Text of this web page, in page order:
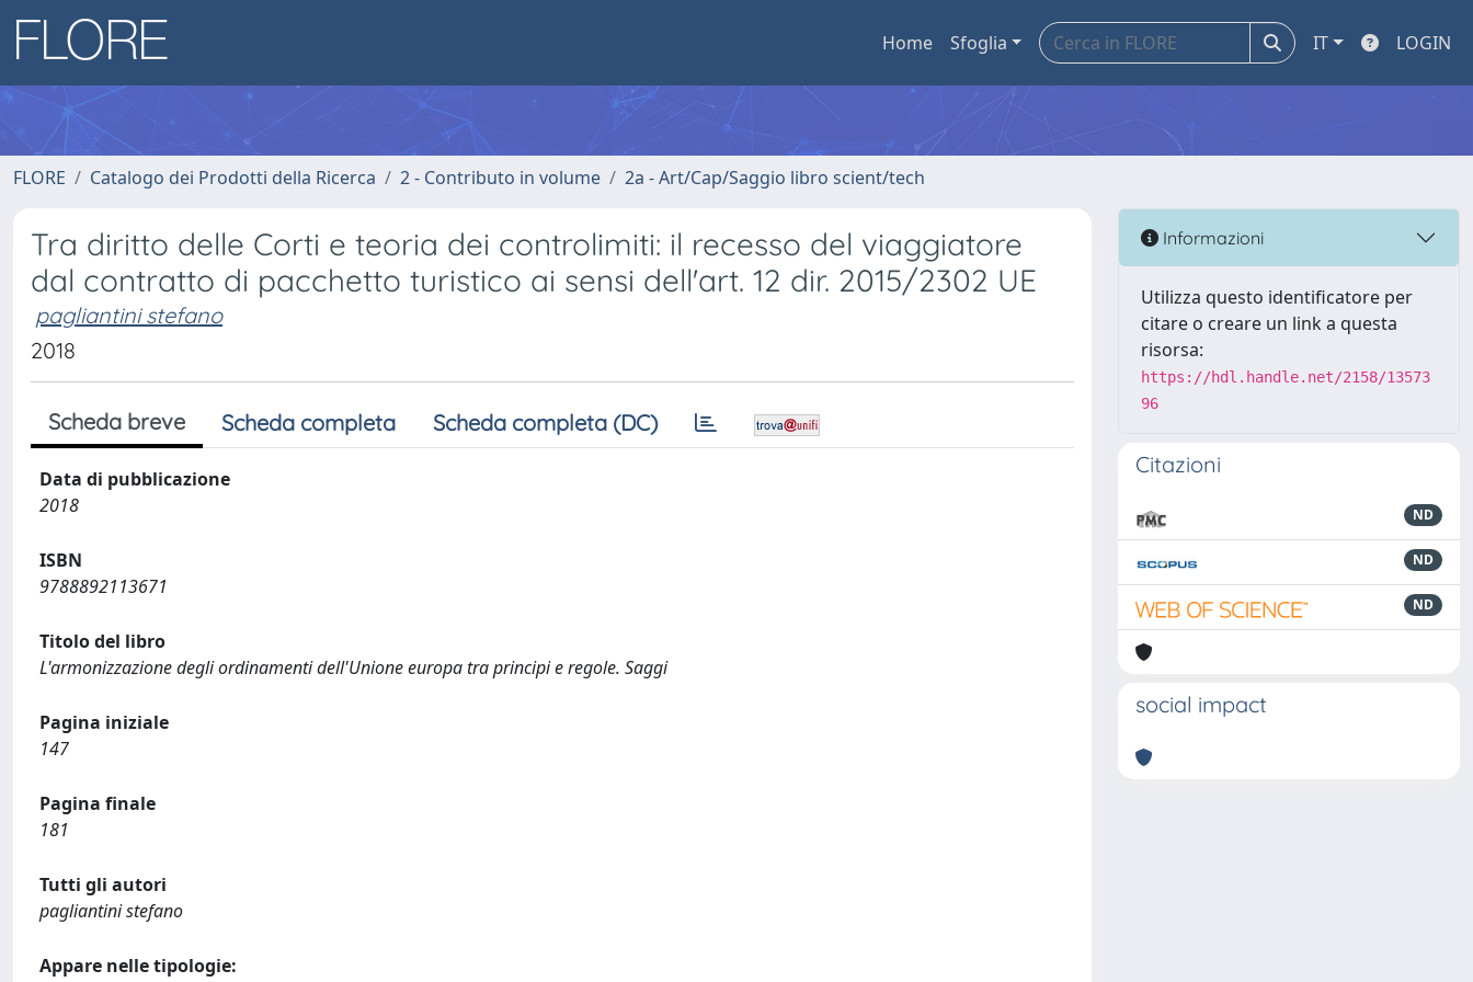
Home Sfoglia IT LOGIN
FLORE Catalogo dei Prodotti della Ricerca 2 - Contributo in volume 2a - Art/Cap/Saggio libro scient/tech
Tra diritto delle Corti e teoria dei controlimiti: il recesso del viaggiatore
dal contratto di pacchetto turistico ai sensi dell'art. 12 dir. 2015/2302 UE
pagliantini stefano
2018
Scheda breve Scheda completa Scheda completa (DC)
Data di pubblicazione
2018
ISBN
9788892113671
Titolo del libro
L'armonizzazione degli ordinamenti dell'Unione europa tra principi e regole. Saggi
Pagina iniziale
147
Pagina finale
181
Tutti gli autori
pagliantini stefano
Appare nelle tipologie:
Informazioni
Utilizza questo identificatore per
citare o creare un link a questa
risorsa:
https://hdl.handle.net/2158/13573
96
Citazioni
ND
ND
ND
social impact